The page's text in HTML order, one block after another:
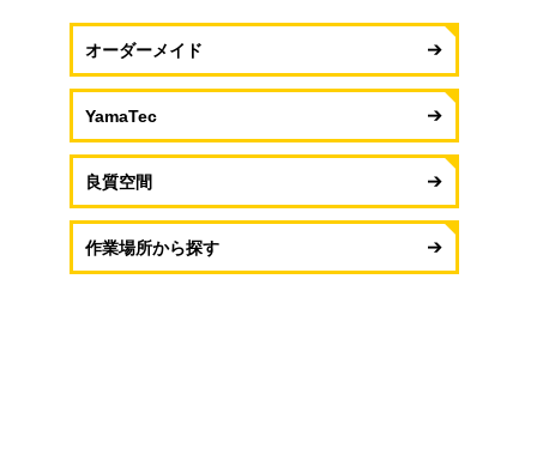
オーダーメイド
YamaTec
良質空間
作業場所から探す